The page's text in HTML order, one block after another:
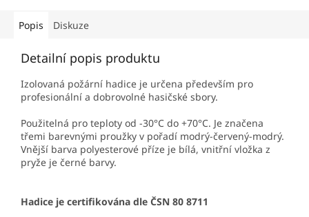
Popis Diskuze
Detailní popis produktu
Izolovaná požární hadice je určena především pro
profesionální a dobrovolné hasičské sbory.
Použitelná pro teploty od -30°C do +70°C. Je značena
třemi barevnými proužky v pořadí modrý-červený-modrý.
Vnější barva polyesterové příze je bílá, vnitřní vložka z
pryže je černé barvy.
Hadice je certifikována dle ČSN 80 8711